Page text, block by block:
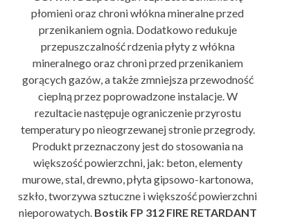
płomieni oraz chroni włókna mineralne przed
przenikaniem ognia. Dodatkowo redukuje
przepuszczalność rdzenia płyty z włókna
mineralnego oraz chroni przed przenikaniem
gorących gazów, a także zmniejsza przewodność
cieplną przez poprowadzone instalacje. W
rezultacie następuje ograniczenie przyrostu
temperatury po nieogrzewanej stronie przegrody.
Produkt przeznaczony jest do stosowania na
większość powierzchni, jak: beton, elementy
murowe, stal, drewno, płyta gipsowo-kartonowa,
szkło, tworzywa sztuczne i większość powierzchni
nieporowatych. Bostik FP 312 FIRE RETARDANT